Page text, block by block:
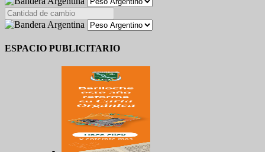
ESPACIO PUBLICITARIO